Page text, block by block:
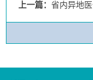
上一篇： 省内异地